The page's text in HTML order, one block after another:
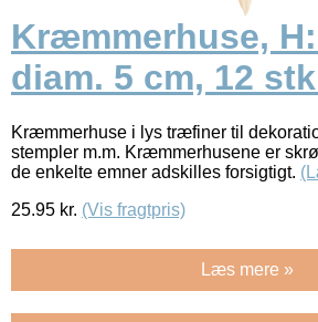
Kræmmerhuse,
diam. 5 cm, 12
Kræmmerhuse i lys træfiner til
stempler m.m. Kræmmerhusene er
de enkelte emner adskilles forsigtigt.
25.95 kr. (Vis fragtpris)
Læs mere »